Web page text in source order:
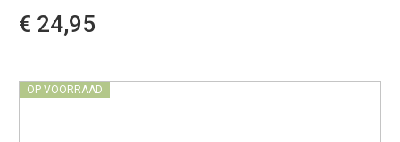
€ 24,95
OP VOORRAAD